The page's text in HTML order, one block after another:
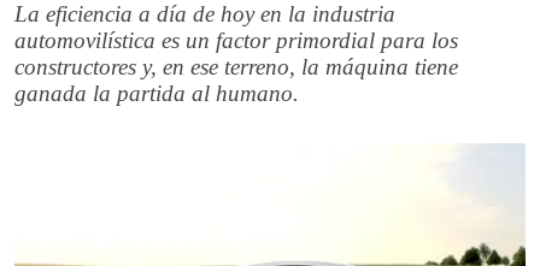
La eficiencia a día de hoy en la industria
automovilística es un factor primordial para los
constructores y, en ese terreno, la máquina tiene
ganada la partida al humano.